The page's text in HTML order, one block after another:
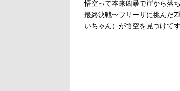
悟空って本来凶暴で崖から落
最終決戦〜フリーザに挑んだ
いちゃん）が悟空を見つけて